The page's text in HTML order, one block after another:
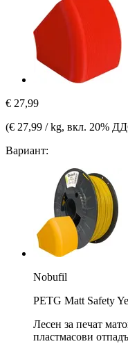
€ 27,99
(€ 27,99 / kg, вкл. 20%
Вариант:
Nobufil
PETG Matt Safety
Лесен за печат
пластмасови